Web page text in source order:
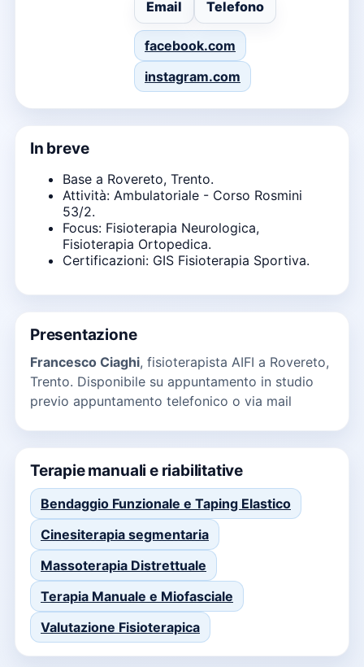
Email Telefono
facebook.com
instagram.com
In breve
Base a Rovereto, Trento.
Attività: Ambulatoriale - Corso Rosmini
53/2.
Focus: Fisioterapia Neurologica,
Fisioterapia Ortopedica.
Certificazioni: GIS Fisioterapia Sportiva.
Presentazione
Francesco Ciaghi, fisioterapista AIFI a Rovereto,
Trento. Disponibile su appuntamento in studio
previo appuntamento telefonico o via mail
Terapie manuali e riabilitative
Bendaggio Funzionale e Taping Elastico
Cinesiterapia segmentaria
Massoterapia Distrettuale
Terapia Manuale e Miofasciale
Valutazione Fisioterapica